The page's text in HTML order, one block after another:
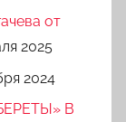
от
2025
2024
В